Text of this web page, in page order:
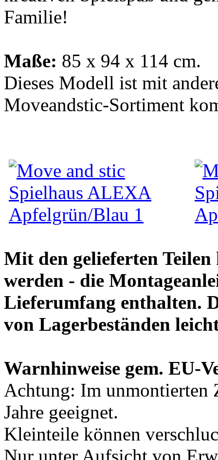
Familie!
Maße: 85 x 94 x 114 cm.
Dieses Modell ist mit
Moveandstic-Sortiment
Mit den gelieferten
werden - die
Lieferumfang enthalten.
von Lagerbeständen
Warnhinweise gem. EU-
Achtung: Im unmontierten
Jahre geeignet.
Kleinteile können
Nur unter Aufsicht von